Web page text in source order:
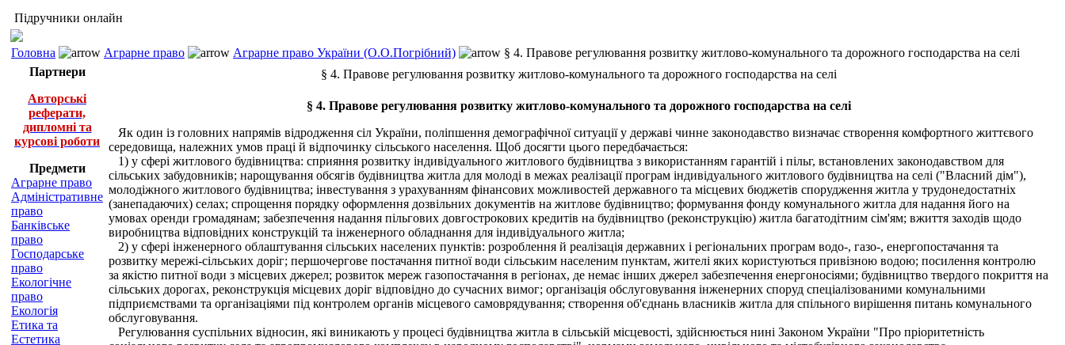
Підручники онлайн
Головна Аграрне право Аграрне право України (О.О.Погрібний)
§ 4. Правове регулювання розвитку житлово-комунального та дорожного господарства на селі
Партнери
Авторські
реферати,
дипломні та
курсові роботи
Предмети
Аграрне право
Адміністративне
право
Банківське
право
Господарське
право
Екологічне
право
Екологія
Етика та
Естетика
§ 4. Правове регулювання розвитку житлово-комунального та дорожного господарства на селі
§ 4. Правове регулювання розвитку житлово-комунального та дорожного господарства на селі
Як один із головних напрямів відродження сіл України, поліпшення демографічної ситуації у державі чинне законодавство визначає створення комфортного життєвого
середовища, належних умов праці й відпочинку сільського населення. Щоб досягти цього передбачається:
1) у сфері житлового будівництва: сприяння розвитку індивідуального житлового будівництва з використанням гарантій і пільг, встановлених законодавством для
сільських забудовників; нарощування обсягів будівництва житла для молоді в межах реалізації програм індивідуального житлового будівництва на селі ("Власний дім"),
молодіжного житлового будівництва; інвестування з урахуванням фінансових можливостей державного та місцевих бюджетів спорудження житла у трудонедостатніх
(занепадаючих) селах; спрощення порядку оформлення дозвільних документів на житлове будівництво; формування фонду комунального житла для надання його на
умовах оренди громадянам; забезпечення надання пільгових довгострокових кредитів на будівництво (реконструкцію) житла багатодітним сім'ям; вжиття заходів щодо
виробництва відповідних конструкцій та інженерного обладнання для індивідуального житла;
2) у сфері інженерного облаштування сільських населених пунктів: розроблення й реалізація державних і регіональних програм водо-, газо-, енергопостачання та
розвитку мережі-сільських доріг; першочергове постачання питної води сільським населеним пунктам, жителі яких користуються привізною водою; посилення контролю
за якістю питної води з місцевих джерел; розвиток мереж газопостачання в регіонах, де немає інших джерел забезпечення енергоносіями; будівництво твердого покриття на
сільських дорогах, реконструкція місцевих доріг відповідно до сучасних вимог; організація обслуговування інженерних споруд спеціалізованими комунальними
підприємствами та організаціями під контролем органів місцевого самоврядування; створення об'єднань власників житла для спільного вирішення питань комунального
обслуговування.
Регулювання суспільних відносин, які виникають у процесі будівництва житла в сільській місцевості, здійснюється нині Законом України "Про пріоритетність